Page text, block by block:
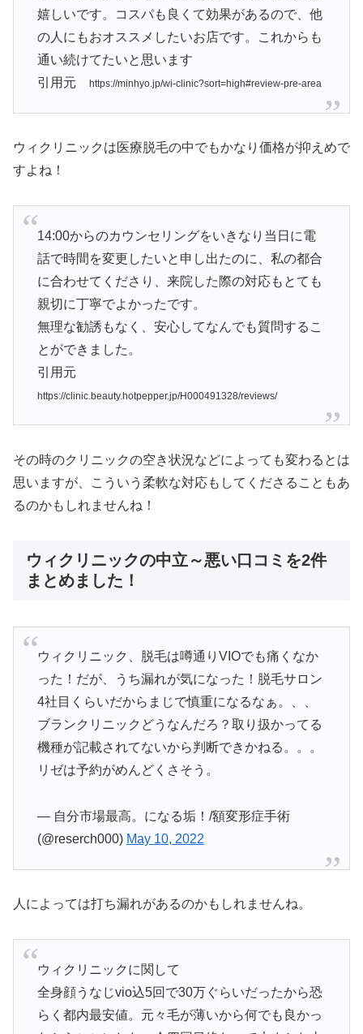
嬉しいです。コスパも良くて効果があるので、他
の人にもおオススメしたいお店です。これからも
通い続けてたいと思います
引用元
https://minhyo.jp/wi-clinic?sort=high#review-pre-area
ウィクリニックは医療脱毛の中でもかなり価格が抑えめで
すよね！
14:00からのカウンセリングをいきなり当日に電
話で時間を変更したいと申し出たのに、私の都合
に合わせてくださり、来院した際の対応もとても
親切に丁寧でよかったです。
無理な勧誘もなく、安心してなんでも質問するこ
とができました。
引用元
https://clinic.beauty.hotpepper.jp/H000491328/reviews/
その時のクリニックの空き状況などによっても変わるとは
思いますが、こういう柔軟な対応もしてくださることもあ
るのかもしれませんね！
ウィクリニックの中立～悪い口コミを2件
まとめました！
ウィクリニック、脱毛は噂通りVIOでも痛くなか
った！だが、うち漏れが気になった！脱毛サロン
4社目くらいだからまじで慎重になるなぁ。、、
ブランクリニックどうなんだろ？取り扱かってる
機種が記載されてないから判断できかねる。。。
リゼは予約がめんどくさそう。
— 自分市場最高。になる垢！/額変形症手術
(@reserch000) May 10, 2022
人によっては打ち漏れがあるのかもしれませんね。
ウィクリニックに関して
全身顔うなじvio込5回で30万ぐらいだったから恐
らく都内最安値。元々毛が薄いから何でも良かっ